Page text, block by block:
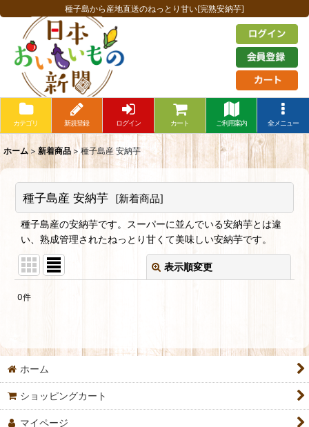
種子島から産地直送のねっとり甘い[完熟安納芋]
カテゴリ 新規登録 ログイン カート ご利用案内 全メニュー
ホーム > 新着商品 > 種子島産 安納芋
種子島産 安納芋 [新着商品]
種子島産の安納芋です。スーパーに並んでいる安納芋とは違
い、熟成管理されたねっとり甘くて美味しい安納芋です。
表示順変更
絞り込む
0件
ホーム
ショッピングカート
マイページ